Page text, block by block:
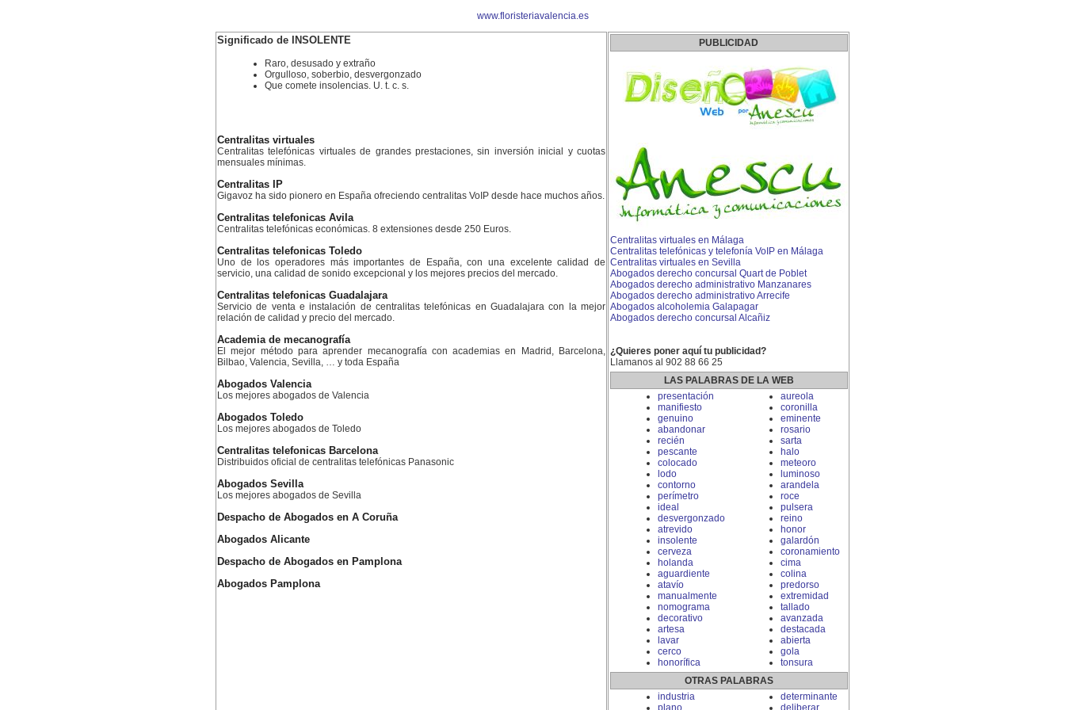
www.floristeriavalencia.es
Significado de INSOLENTE
Raro, desusado y extraño
Orgulloso, soberbio, desvergonzado
Que comete insolencias. U. t. c. s.
Centralitas virtuales
Centralitas telefónicas virtuales de grandes prestaciones, sin inversión inicial y cuotas
mensuales mínimas.
Centralitas IP
Gigavoz ha sido pionero en España ofreciendo centralitas VoIP desde hace muchos años.
Centralitas telefonicas Avila
Centralitas telefónicas económicas. 8 extensiones desde 250 Euros.
Centralitas telefonicas Toledo
Uno de los operadores más importantes de España, con una excelente calidad de
servicio, una calidad de sonido excepcional y los mejores precios del mercado.
Centralitas telefonicas Guadalajara
Servicio de venta e instalación de centralitas telefónicas en Guadalajara con la mejor
relación de calidad y precio del mercado.
Academia de mecanografía
El mejor método para aprender mecanografía con academias en Madrid, Barcelona,
Bilbao, Valencia, Sevilla, … y toda España
Abogados Valencia
Los mejores abogados de Valencia
Abogados Toledo
Los mejores abogados de Toledo
Centralitas telefonicas Barcelona
Distribuidos oficial de centralitas telefónicas Panasonic
Abogados Sevilla
Los mejores abogados de Sevilla
Despacho de Abogados en A Coruña
Abogados Alicante
Despacho de Abogados en Pamplona
Abogados Pamplona
PUBLICIDAD
Centralitas virtuales en Málaga
Centralitas telefónicas y telefonía VoIP en Málaga
Centralitas virtuales en Sevilla
Abogados derecho concursal Quart de Poblet
Abogados derecho administrativo Manzanares
Abogados derecho administrativo Arrecife
Abogados alcoholemia Galapagar
Abogados derecho concursal Alcañiz
¿Quieres poner aquí tu publicidad?
Llamanos al 902 88 66 25
LAS PALABRAS DE LA WEB
presentación
manifiesto
genuino
abandonar
recién
pescante
colocado
lodo
contorno
perímetro
ideal
desvergonzado
atrevido
insolente
cerveza
holanda
aguardiente
atavío
manualmente
nomograma
decorativo
artesa
lavar
cerco
honorífica
aureola
coronilla
eminente
rosario
sarta
halo
meteoro
luminoso
arandela
roce
pulsera
reino
honor
galardón
coronamiento
cima
colina
predorso
extremidad
tallado
avanzada
destacada
abierta
gola
tonsura
OTRAS PALABRAS
industria
plano
determinante
deliberar